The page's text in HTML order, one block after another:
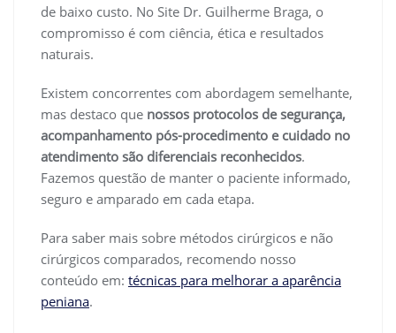
de baixo custo. No Site Dr. Guilherme Braga, o
compromisso é com ciência, ética e resultados
naturais.
Existem concorrentes com abordagem semelhante,
mas destaco que nossos protocolos de segurança,
acompanhamento pós-procedimento e cuidado no
atendimento são diferenciais reconhecidos.
Fazemos questão de manter o paciente informado,
seguro e amparado em cada etapa.
Para saber mais sobre métodos cirúrgicos e não
cirúrgicos comparados, recomendo nosso
conteúdo em: técnicas para melhorar a aparência
peniana.